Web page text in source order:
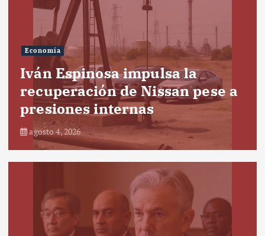
Economía
Iván Espinosa impulsa la
recuperación de Nissan pese a
presiones internas
agosto 4, 2026